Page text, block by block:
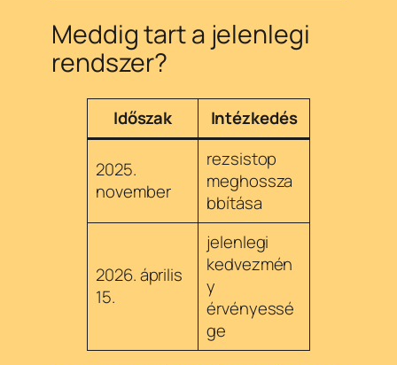
Meddig tart a jelenlegi
rendszer?
Időszak Intézkedés
2025.
november
rezsistop
meghossza
bbítása
2026. április
15.
jelenlegi
kedvezmén
y
érvényessé
ge